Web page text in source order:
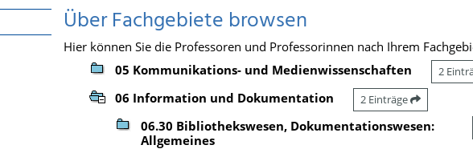
Über Fachgebiete browsen
Hier können Sie die Professoren und Professorinnen nach Ihrem
05 Kommunikations- und Medienwissenschaften
2
06 Information und Dokumentation 2 Einträge
06.30 Bibliothekswesen, Dokumentationswesen:
Allgemeines